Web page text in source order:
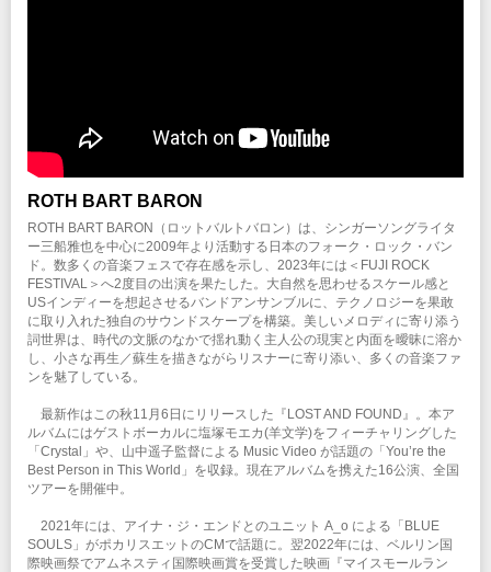
ROTH BART BARON
ROTH BART BARON（ロットバルトバロン）は、シンガーソングライタ
ー三船雅也を中心に2009年より活動する日本のフォーク・ロック・バン
ド。数多くの音楽フェスで存在感を示し、2023年には＜FUJI ROCK
FESTIVAL＞へ2度目の出演を果たした。大自然を思わせるスケール感と
USインディーを想起させるバンドアンサンブルに、テクノロジーを果敢
に取り入れた独自のサウンドスケープを構築。美しいメロディに寄り添う
詞世界は、時代の文脈のなかで揺れ動く主人公の現実と内面を曖昧に溶か
し、小さな再生／蘇生を描きながらリスナーに寄り添い、多くの音楽ファ
ンを魅了している。
最新作はこの秋11月6日にリリースした『LOST AND FOUND』。本ア
ルバムにはゲストボーカルに塩塚モエカ(羊文学)をフィーチャリングした
「Crystal」や、山中遥子監督による Music Video が話題の「You’re the
Best Person in This World」を収録。現在アルバムを携えた16公演、全国
ツアーを開催中。
2021年には、アイナ・ジ・エンドとのユニット A_o による「BLUE
SOULS」がポカリスエットのCMで話題に。翌2022年には、ベルリン国
際映画祭でアムネスティ国際映画賞を受賞した映画『マイスモールラン